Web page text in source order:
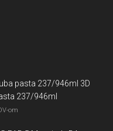
3D
237/946ml
om